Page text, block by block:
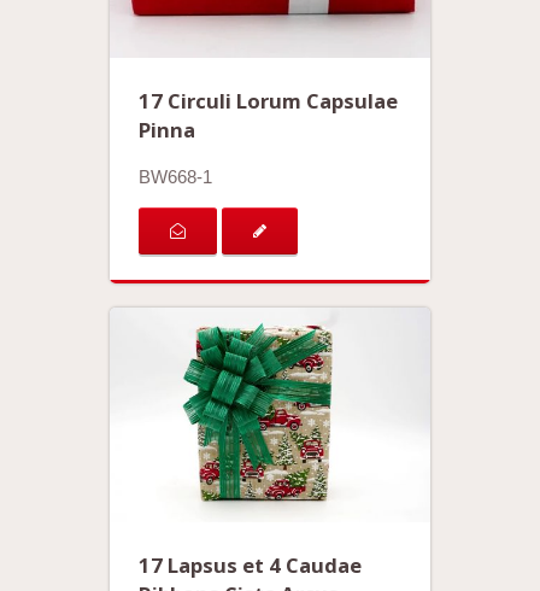
17 Circuli Lorum Capsulae
Pinna
BW668-1
17 Lapsus et 4 Caudae